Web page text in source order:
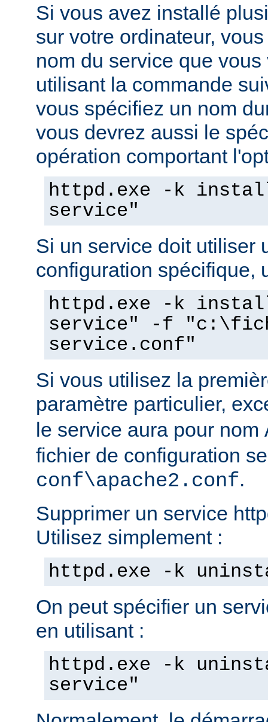
Si vous avez installé
sur votre ordinateur,
nom du service que
utilisant la commande
vous spécifiez un nom
vous devrez aussi le
opération comportant
httpd.exe -k
service"
Si un service doit utiliser
configuration spécifique,
httpd.exe -k
service" -f
service.conf"
Si vous utilisez la
paramètre particulier,
le service aura pour nom
fichier de configuration
conf\apache2.conf.
Supprimer un service
Utilisez simplement :
httpd.exe -k
On peut spécifier un
en utilisant :
httpd.exe -k
service"